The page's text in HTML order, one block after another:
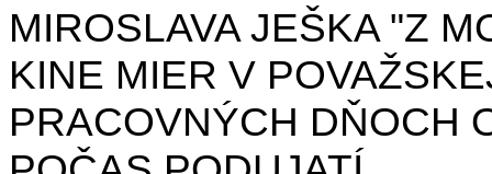
MIROSLAVA JEŠKA "Z
KINE MIER V
PRACOVNÝCH DŇOCH